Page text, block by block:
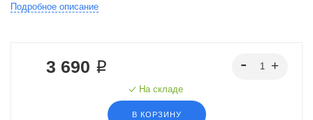
интерьера.
Подробное описание
3 690 ₽
На складе
В КОРЗИНУ